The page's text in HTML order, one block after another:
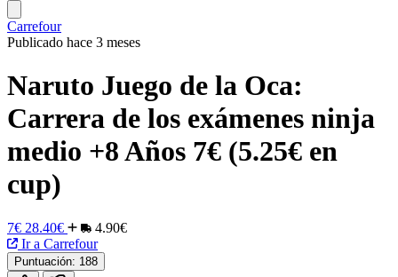
Carrefour
Publicado hace 3 meses
Naruto Juego de la Oca:
Carrera de los exámenes ninja
medio +8 Años 7€ (5.25€ en
cup)
7€ 28.40€
4.90€
Ir a Carrefour
Puntuación: 188